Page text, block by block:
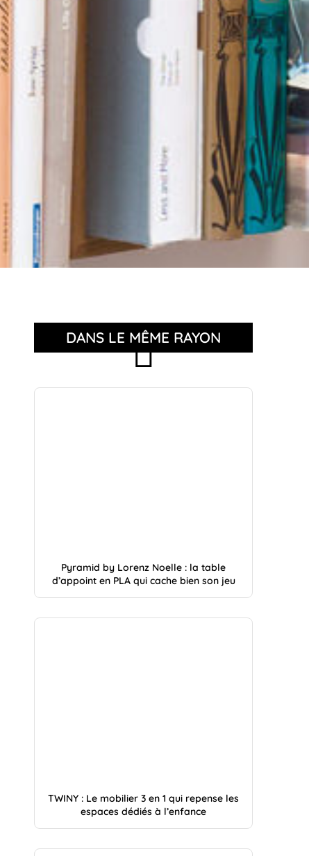
DANS LE MÊME RAYON
Pyramid by Lorenz Noelle : la table
d’appoint en PLA qui cache bien son jeu
TWINY : Le mobilier 3 en 1 qui repense les
espaces dédiés à l’enfance